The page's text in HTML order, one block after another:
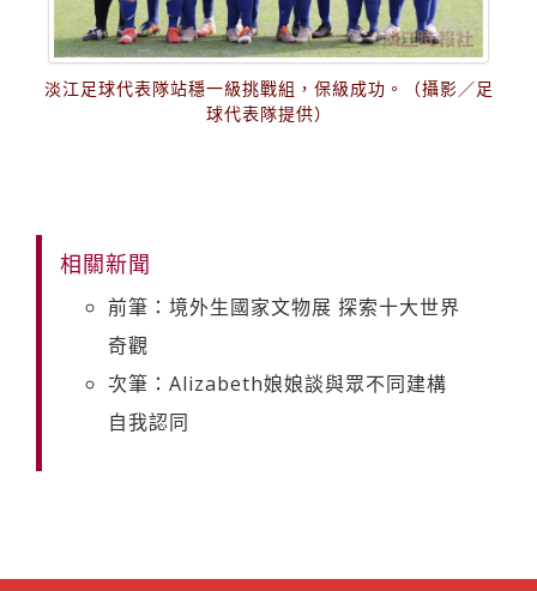
淡江足球代表隊站穩一級挑戰組，保級成功。（攝影／足
球代表隊提供）
相關新聞
前筆：境外生國家文物展 探索十大世界
奇觀
次筆：Alizabeth娘娘談與眾不同建構
自我認同